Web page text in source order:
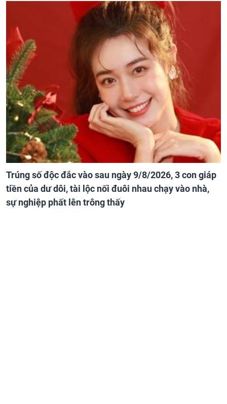
Trúng số độc đắc vào sau ngày 9/8/2026, 3 con giáp
tiền của dư dôi, tài lộc nối đuôi nhau chạy vào nhà,
sự nghiệp phất lên trông thấy